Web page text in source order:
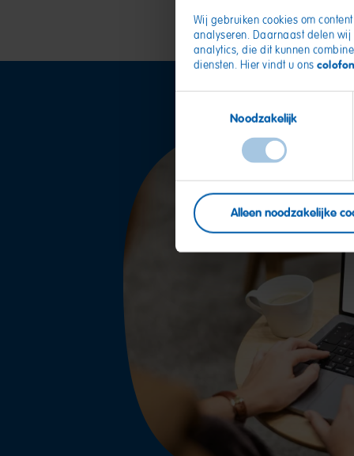
Wij gebruiken cookies om
analyseren. Daarnaast delen
analytics, die dit kunnen
diensten. Hier vindt u ons colofon
Noodzakelijk
Alleen noodzakelijke